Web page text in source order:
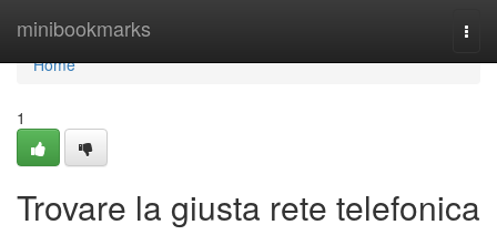
minibookmarks
Home
Home
1
Trovare la giusta rete telefonica